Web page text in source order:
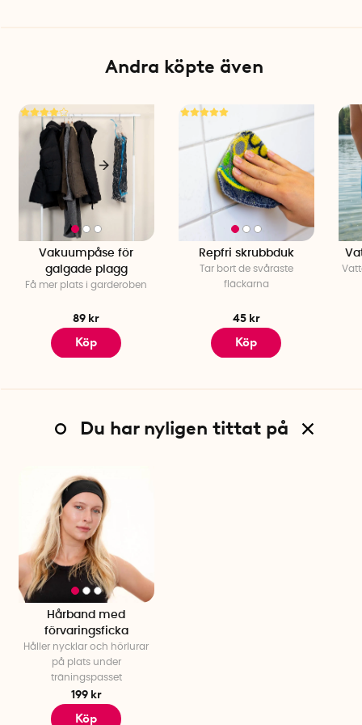
Andra köpte även
Vakuumpåse för
galgade plagg
Få mer plats i garderoben
89 kr
Köp
Repfri skrubbduk
Tar bort de svåraste
fläckarna
45 kr
Köp
Du har nyligen tittat på
Hårband med
förvaringsficka
Håller nycklar och hörlurar
på plats under
träningspasset
199 kr
Köp